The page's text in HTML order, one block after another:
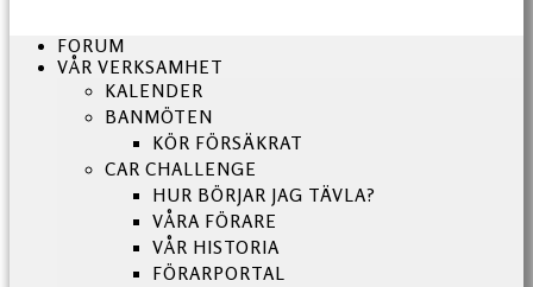
FORUM
VÅR VERKSAMHET
KALENDER
BANMÖTEN
KÖR FÖRSÄKRAT
CAR CHALLENGE
HUR BÖRJAR JAG TÄVLA?
VÅRA FÖRARE
VÅR HISTORIA
FÖRARPORTAL